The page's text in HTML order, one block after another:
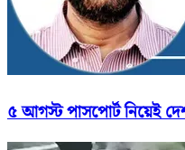
৫ আগস্ট পাসপোর্ট নিয়েই